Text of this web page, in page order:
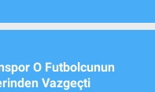
O Futbolcunun
Vazgeçti